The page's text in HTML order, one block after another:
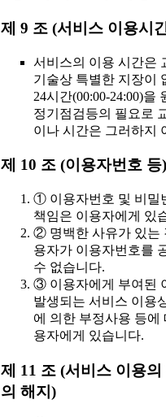
제 9 조 (서비스 이용시
서비스의 이용 시간은
기술상 특별한 지장이
24시간(00:00-24:00)을
정기점검등의 필요로
이나 시간은 그러하지
제 10 조 (이용자번호 등)
① 이용자번호 및 비밀
책임은 이용자에게 있
② 명백한 사유가 있는
용자가 이용자번호를
수 없습니다.
③ 이용자에게 부여된
발생되는 서비스 이용
에 의한 부정사용 등에
용자에게 있습니다.
제 11 조 (서비스 이용
의 해지)